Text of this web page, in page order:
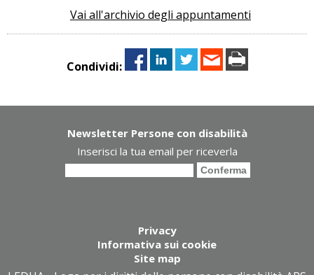
Vai all'archivio degli appuntamenti
Condividi:
Newsletter Persone con disabilità
Inserisci la tua email per riceverla
Privacy
Informativa sui cookie
Site map